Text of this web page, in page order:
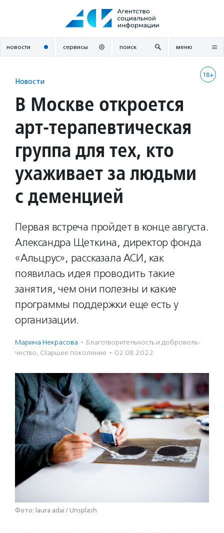
новости сервисы поиск меню
18+
Новости
В Москве откроется
арт-терапевтическая
группа для тех, кто
ухаживает за людьми
с деменцией
Первая встреча пройдет в конце августа.
Александра Щеткина, директор фонда
«Альцрус», рассказала АСИ, как
появилась идея проводить такие
занятия, чем они полезны и какие
программы поддержки еще есть у
организации.
Марина Некрасова · Благотвори­тель­ность и доброволь­
чест­во, Старшее поколение · 02.08.2022
Фото: laura adai / Unsplash